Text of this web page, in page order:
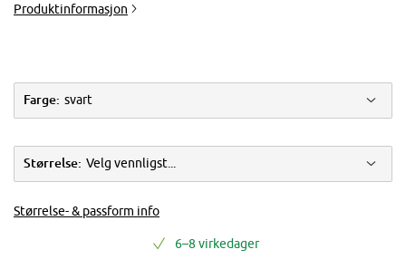
Produktinformasjon
Farge: svart
Størrelse: Velg vennligst...
Størrelse- & passform info
6–8 virkedager